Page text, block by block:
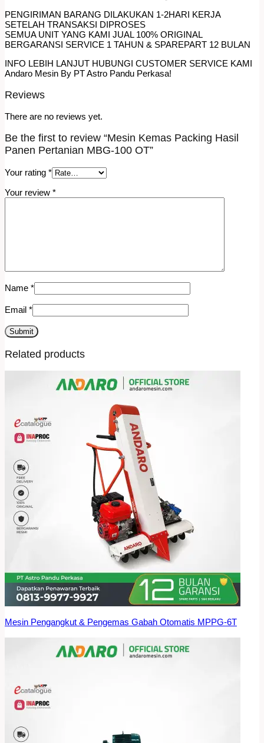
PENGIRIMAN BARANG DILAKUKAN 1-2HARI KERJA
SETELAH TRANSAKSI DIPROSES
SEMUA UNIT YANG KAMI JUAL 100% ORIGINAL
BERGARANSI SERVICE 1 TAHUN & SPAREPART 12 BULAN
INFO LEBIH LANJUT HUBUNGI CUSTOMER SERVICE KAMI
Andaro Mesin By PT Astro Pandu Perkasa!
Reviews
There are no reviews yet.
Be the first to review “Mesin Kemas Packing Hasil
Panen Pertanian MBG-100 OT”
Your rating *
Your review *
Name *
Email *
Related products
Mesin Pengangkut & Pengemas Gabah Otomatis MPPG-6T